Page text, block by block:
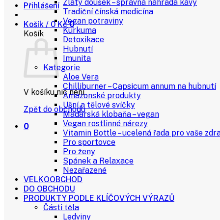
Přihlášení
Košík / 0Kč 0
Košík
V košíku nic není.
Zpět do obchodu
0
Zlatý doušek – správná náhrada kávy
Tradiční čínská medicína
Vegan potraviny
Kurkuma
Detoxikace
Hubnutí
Imunita
Kategorie
Aloe Vera
Chilliburner – Capsicum annum na hubnutí
Amazonské produkty
Ušní a tělové svíčky
Maďarská klobaňa – vegan
Vegan rostlinné nárezy
Vitamin Bottle – ucelená řada pro vaše
Pro sportovce
Pro ženy
Spánek a Relaxace
Nezařazené
VELKOOBCHOD
DO OBCHODU
PRODUKTY PODLE KLÍČOVÝCH VÝRAZŮ
Části těla
Ledviny